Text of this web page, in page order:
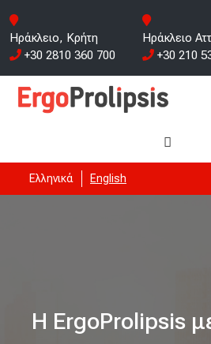
Ηράκλειο, Κρήτη
+30 2810 360 700
Ηράκλειο
+30 210
Ελληνικά English
H ErgoProlipsis